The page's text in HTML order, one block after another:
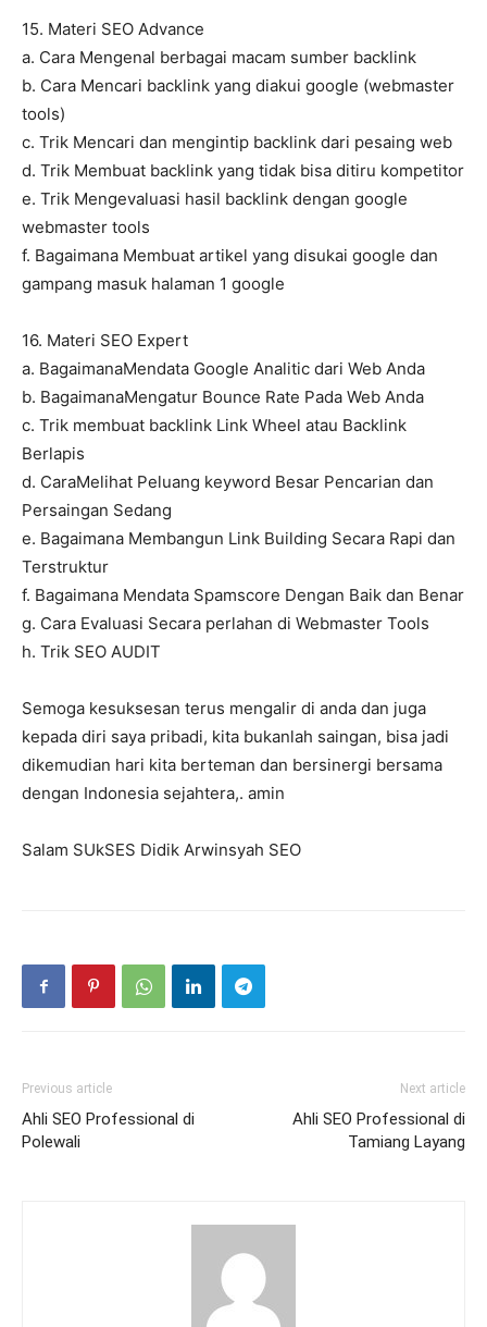
15. Materi SEO Advance
a. Cara Mengenal berbagai macam sumber backlink
b. Cara Mencari backlink yang diakui google (webmaster
tools)
c. Trik Mencari dan mengintip backlink dari pesaing web
d. Trik Membuat backlink yang tidak bisa ditiru kompetitor
e. Trik Mengevaluasi hasil backlink dengan google
webmaster tools
f. Bagaimana Membuat artikel yang disukai google dan
gampang masuk halaman 1 google
16. Materi SEO Expert
a. BagaimanaMendata Google Analitic dari Web Anda
b. BagaimanaMengatur Bounce Rate Pada Web Anda
c. Trik membuat backlink Link Wheel atau Backlink
Berlapis
d. CaraMelihat Peluang keyword Besar Pencarian dan
Persaingan Sedang
e. Bagaimana Membangun Link Building Secara Rapi dan
Terstruktur
f. Bagaimana Mendata Spamscore Dengan Baik dan Benar
g. Cara Evaluasi Secara perlahan di Webmaster Tools
h. Trik SEO AUDIT
Semoga kesuksesan terus mengalir di anda dan juga
kepada diri saya pribadi, kita bukanlah saingan, bisa jadi
dikemudian hari kita berteman dan bersinergi bersama
dengan Indonesia sejahtera,. amin
Salam SUkSES Didik Arwinsyah SEO
Previous article
Ahli SEO Professional di
Polewali
Next article
Ahli SEO Professional di
Tamiang Layang